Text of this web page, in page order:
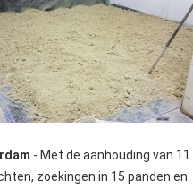
- Met de aanhouding van 11
zoekingen in 15 panden en